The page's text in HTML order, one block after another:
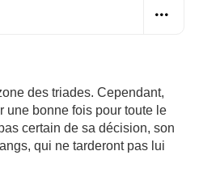
des triades. Cependant,
une bonne fois pour toute le
certain de sa décision, son
qui ne tarderont pas lui